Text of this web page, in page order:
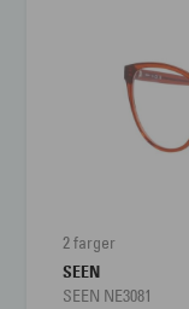
2 farger
SEEN
SEEN NE3081